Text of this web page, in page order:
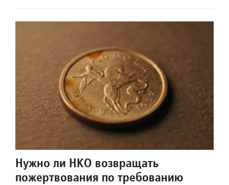
Нужно ли НКО возвращать
пожертвования по требованию